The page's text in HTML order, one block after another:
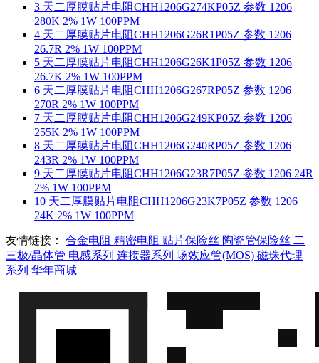
3 天二厚膜贴片电阻CHH1206G274KP05Z 参数 1206
280K 2% 1W 100PPM
4 天二厚膜贴片电阻CHH1206G26R1P05Z 参数 1206
26.7R 2% 1W 100PPM
5 天二厚膜贴片电阻CHH1206G26K1P05Z 参数 1206
26.7K 2% 1W 100PPM
6 天二厚膜贴片电阻CHH1206G267RP05Z 参数 1206
270R 2% 1W 100PPM
7 天二厚膜贴片电阻CHH1206G249KP05Z 参数 1206
255K 2% 1W 100PPM
8 天二厚膜贴片电阻CHH1206G240RP05Z 参数 1206
243R 2% 1W 100PPM
9 天二厚膜贴片电阻CHH1206G23R7P05Z 参数 1206 24R
2% 1W 100PPM
10 天二厚膜贴片电阻CHH1206G23K7P05Z 参数 1206
24K 2% 1W 100PPM
友情链接： 合金电阻 精密电阻 贴片保险丝 陶瓷管保险丝 二
三极/晶体管 电感系列 连接器系列 场效应管(MOS) 磁珠代理
系列 华年商城